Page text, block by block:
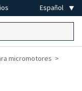
micromotores